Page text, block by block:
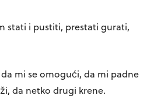
stati i pustiti, prestati gurati,
mi se omogući, da mi padne
da netko drugi krene.